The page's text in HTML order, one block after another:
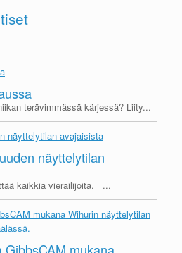
terävimmässä kärjessä? Liity...
näyttelytilan
kaikkia vierailijoita. ...